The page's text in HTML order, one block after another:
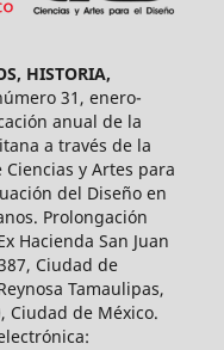
HISTORIA,
31, enero-
anual de la
a través de la
y Artes para
del Diseño en
Prolongación
Hacienda San Juan
Ciudad de
Tamaulipas,
Ciudad de México.